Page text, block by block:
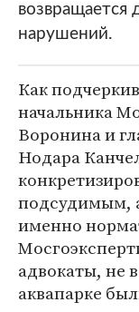
возвращается
нарушений.
Как
начальника
Воронина и
Нодара
подсудимым,
именно
адвокаты, не
аквапарке